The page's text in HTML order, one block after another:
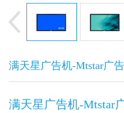
满天星广告机-Mtstar广
满天星广告机-Mtstar